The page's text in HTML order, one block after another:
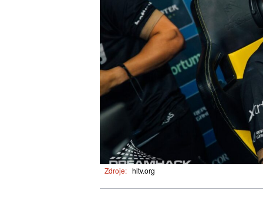
Zdroje: hltv.org